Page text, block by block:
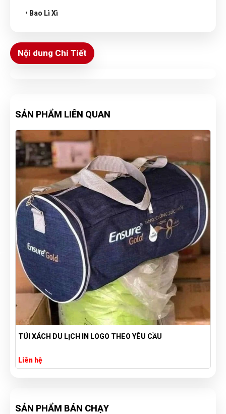
• Bao Lì Xì
Nội dung Chi Tiết
SẢN PHẨM LIÊN QUAN
BÌNH THỦY TINH 2 LỚP IN LOGO THEO YÊU CẦU - QUÀ
Liên hệ
SẢN PHẨM BÁN CHẠY